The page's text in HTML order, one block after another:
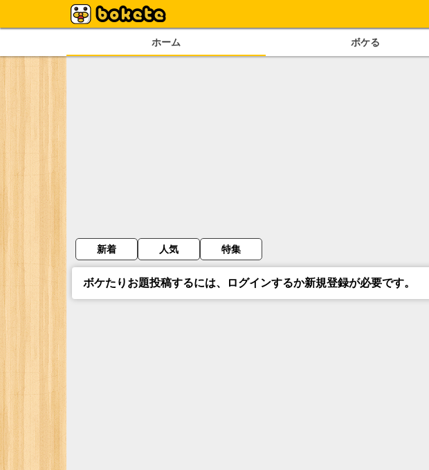
ホーム ボケる
新着 人気 特集
ボケたりお題投稿するには、ログインするか新規登録が必要です。